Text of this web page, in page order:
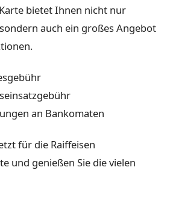
bietet Ihnen nicht nur
auch ein großes Angebot
an Bankomaten
für die Raiffeisen
und genießen Sie die vielen